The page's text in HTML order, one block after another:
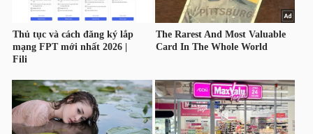
CÔNG
ĐẦU
TƯ